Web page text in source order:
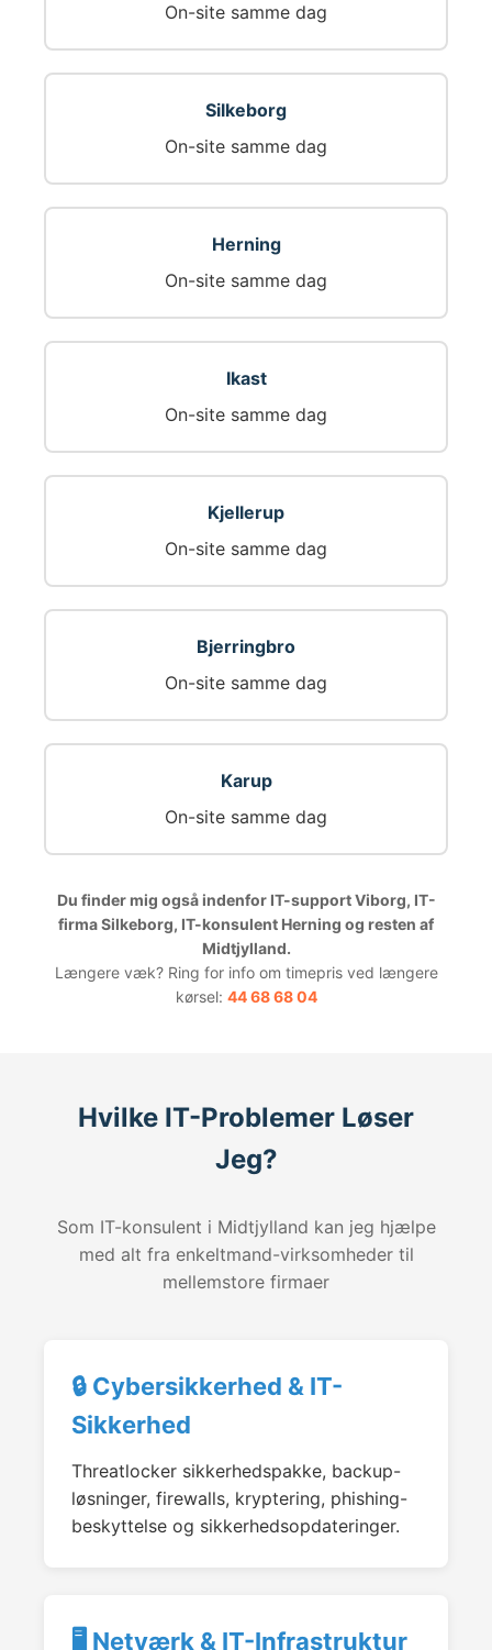
On-site samme dag
Silkeborg
On-site samme dag
Herning
On-site samme dag
Ikast
On-site samme dag
Kjellerup
On-site samme dag
Bjerringbro
On-site samme dag
Karup
On-site samme dag
Du finder mig også indenfor IT-support Viborg, IT-
firma Silkeborg, IT-konsulent Herning og resten af
Midtjylland.
Længere væk? Ring for info om timepris ved længere
kørsel: 44 68 68 04
Hvilke IT-Problemer Løser
Jeg?
Som IT-konsulent i Midtjylland kan jeg hjælpe
med alt fra enkeltmand-virksomheder til
mellemstore firmaer
🔒 Cybersikkerhed & IT-
Sikkerhed
Threatlocker sikkerhedspakke, backup-
løsninger, firewalls, kryptering, phishing-
beskyttelse og sikkerhedsopdateringer.
🖥️ Netværk & IT-Infrastruktur